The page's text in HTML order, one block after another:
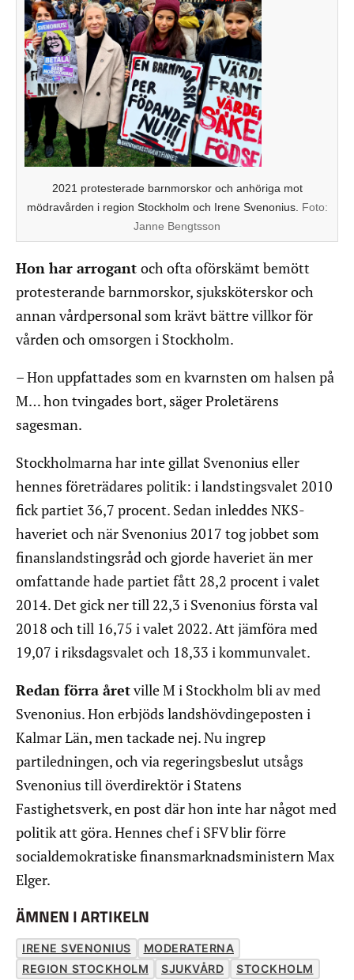
2021 protesterade barnmorskor och anhöriga mot
mödravården i region Stockholm och Irene Svenonius. Foto:
Janne Bengtsson
Hon har arrogant och ofta oförskämt bemött
protesterande barnmorskor, sjuksköterskor och
annan vårdpersonal som krävt bättre villkor för
vården och omsorgen i Stockholm.
– Hon uppfattades som en kvarnsten om halsen på
M… hon tvingades bort, säger Proletärens
sagesman.
Stockholmarna har inte gillat Svenonius eller
hennes företrädares politik: i landstingsvalet 2010
fick partiet 36,7 procent. Sedan inleddes NKS-
haveriet och när Svenonius 2017 tog jobbet som
finanslandstingsråd och gjorde haveriet än mer
omfattande hade partiet fått 28,2 procent i valet
2014. Det gick ner till 22,3 i Svenonius första val
2018 och till 16,75 i valet 2022. Att jämföra med
19,07 i riksdagsvalet och 18,33 i kommunvalet.
Redan förra åretville M i Stockholm bli av med
Svenonius. Hon erbjöds landshövdingeposten i
Kalmar Län, men tackade nej. Nu ingrep
partiledningen, och via regeringsbeslut utsågs
Svenonius till överdirektör i Statens
Fastighetsverk, en post där hon inte har något med
politik att göra. Hennes chef i SFV blir förre
socialdemokratiske finansmarknadsministern Max
Elger.
ÄMNEN I ARTIKELN
IRENE SVENONIUS
MODERATERNA
REGION STOCKHOLM
SJUKVÅRD STOCKHOLM